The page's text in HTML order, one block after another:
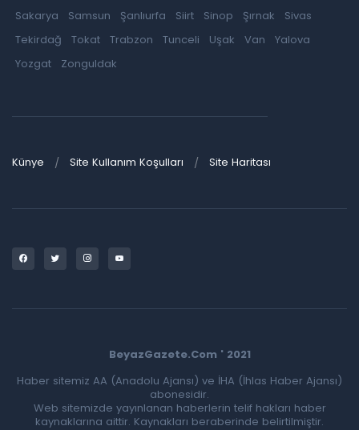
Sakarya
Samsun Şanlıurfa Siirt Sinop Şırnak
Sivas
Tekirdağ
Tokat Trabzon Tunceli Uşak Van
Yalova
Yozgat
Zonguldak
Künye Site Kullanım Koşulları Site Haritası
BeyazGazete.Com ' 2021
Haber sitemiz AA (Anadolu Ajansı) ve İHA (İhlas Haber Ajansı)
abonesidir.
Web sitemizde yayınlanan haberlerin telif hakları haber
kaynaklarına aittir. Kaynakları beraberinde belirtilmiştir.